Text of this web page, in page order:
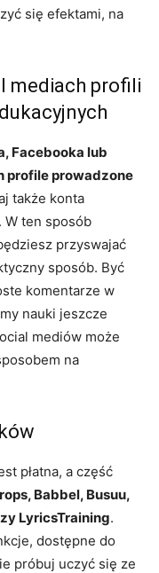
się efektami, na
mediach profili
Facebooka lub
profile prowadzone
także konta
W ten sposób
przyswajać
sposób. Być
komentarze w
nauki jeszcze
mediów może
na
płatna, a część
Babbel, Busuu,
LyricsTraining.
dostępne do
próbuj uczyć się ze